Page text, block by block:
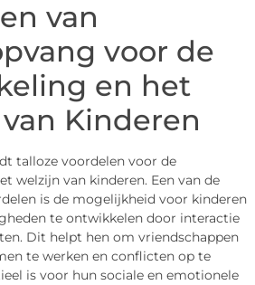
van
voor de
en het
Kinderen
talloze voordelen voor de
welzijn van kinderen. Een van de
is de mogelijkheid voor kinderen
te ontwikkelen door interactie
Dit helpt hen om vriendschappen
te werken en conflicten op te
is voor hun sociale en emotionele